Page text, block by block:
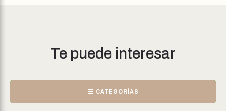
Te puede interesar
☰ CATEGORÍAS